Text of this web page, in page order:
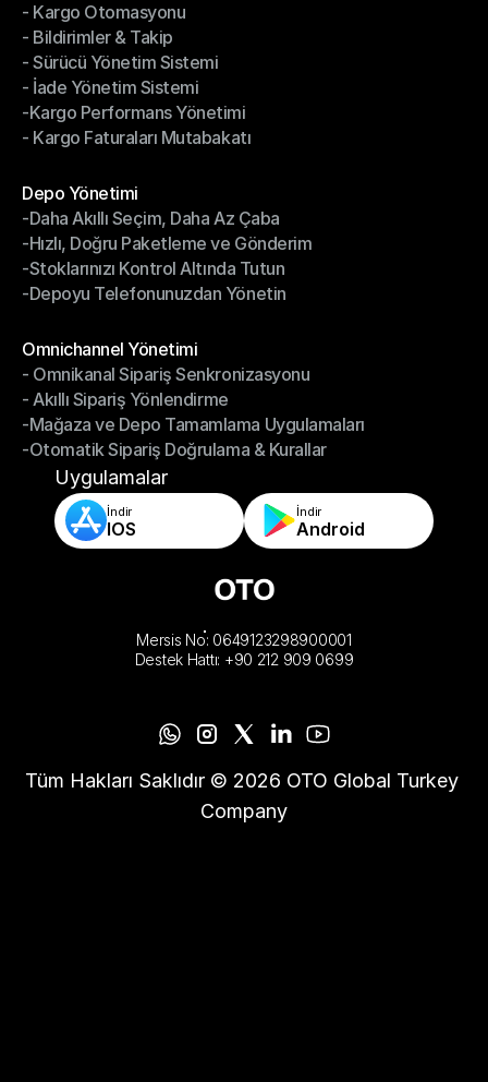
- Çoklu Taşıyıcı Entegrasyonu
- Kargo Otomasyonu
- Kargo Otomasyonu
- Bildirimler & Takip
- Bildirimler & Takip
- Sürücü Yönetim Sistemi
- Sürücü Yönetim Sistemi
- İade Yönetim Sistemi
- İade Yönetim Sistemi
-Kargo Performans Yönetimi
-Kargo Performans Yönetimi
- Kargo Faturaları Mutabakatı
Depo Yönetimi
Depo Yönetimi
-Daha Akıllı Seçim, Daha Az Çaba
-Daha Akıllı Seçim, Daha Az Çaba
-Hızlı, Doğru Paketleme ve Gönderim
-Hızlı, Doğru Paketleme ve Gönderim
-Stoklarınızı Kontrol Altında Tutun
-Stoklarınızı Kontrol Altında Tutun
-Depoyu Telefonunuzdan Yönetin
Omnichannel Yönetimi
Omnichannel Yönetimi
- Omnikanal Sipariş Senkronizasyonu
- Omnikanal Sipariş Senkronizasyonu
- Akıllı Sipariş Yönlendirme
- Akıllı Sipariş Yönlendirme
-Mağaza ve Depo Tamamlama Uygulamaları
-Mağaza ve Depo Tamamlama Uygulamaları
-Otomatik Sipariş Doğrulama & Kurallar
-Otomatik Sipariş Doğrulama & Kurallar
Uygulamalar
İndir
IOS
İndir
Android
Mersis No: 0649123298900001
Destek Hattı: +90 212 909 0699
Tüm Hakları Saklıdır © 2026 OTO Global Turkey
Company